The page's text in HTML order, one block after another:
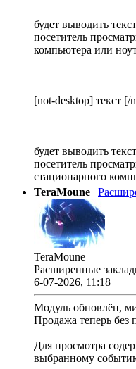
будет выводить
посетитель
компьютера или
[not-desktop] текст [/
будет выводить
посетитель
стационарного
TeraMoune |
TeraMoune
Расширенные
6-07-2026, 11:18
Модуль обновлён,
Продажа теперь без
Для просмотра
выбранному